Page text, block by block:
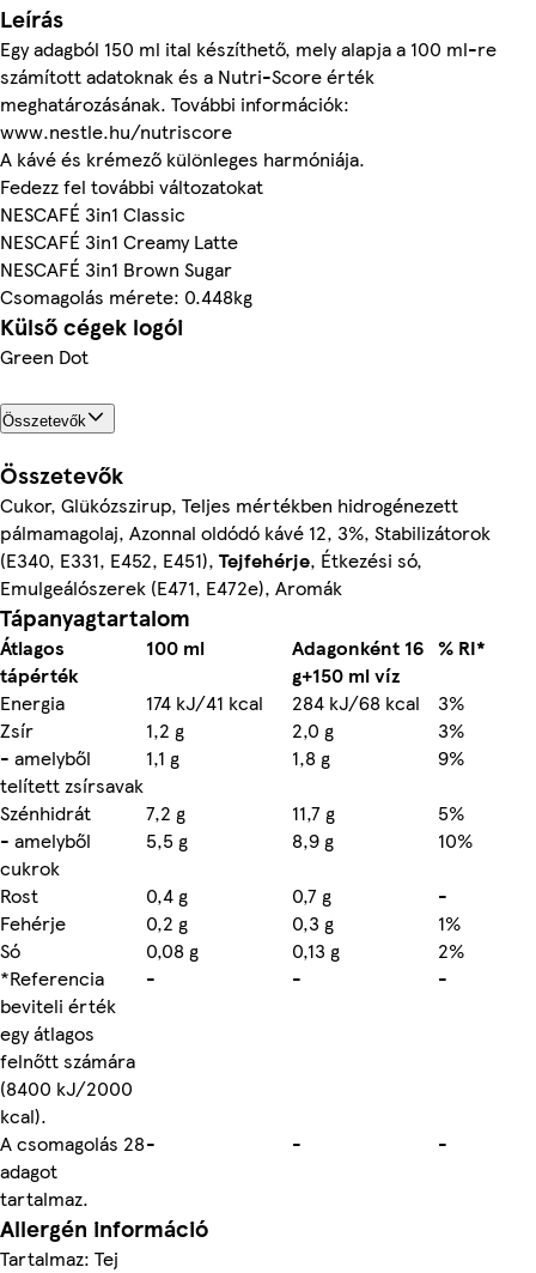
Leírás
Egy adagból 150 ml ital készíthető, mely alapja a 100 ml-re
számított adatoknak és a Nutri-Score érték
meghatározásának. További információk:
www.nestle.hu/nutriscore
A kávé és krémező különleges harmóniája.
Fedezz fel további változatokat
NESCAFÉ 3in1 Classic
NESCAFÉ 3in1 Creamy Latte
NESCAFÉ 3in1 Brown Sugar
Csomagolás mérete: 0.448kg
Külső cégek logói
Green Dot
Összetevők
Összetevők
Cukor, Glükózszirup, Teljes mértékben hidrogénezett
pálmamagolaj, Azonnal oldódó kávé 12, 3%, Stabilizátorok
(E340, E331, E452, E451), Tejfehérje, Étkezési só,
Emulgeálószerek (E471, E472e), Aromák
Tápanyagtartalom
Átlagos
tápérték
100 ml
Adagonként 16
g+150 ml víz
% RI*
Energia
174 kJ/41 kcal 284 kJ/68 kcal
3%
Zsír
1,2 g 2,0 g
3%
- amelyből
telített zsírsavak
1,1 g 1,8 g
9%
Szénhidrát
7,2 g 11,7 g
5%
- amelyből
cukrok
5,5 g 8,9 g
10%
Rost
0,4 g 0,7 g
-
Fehérje
0,2 g 0,3 g
1%
Só
0,08 g 0,13 g
2%
*Referencia
beviteli érték
egy átlagos
felnőtt számára
(8400 kJ/2000
kcal).
- - -
A csomagolás 28
adagot
tartalmaz.
- - -
Allergén információ
Tartalmaz: Tej